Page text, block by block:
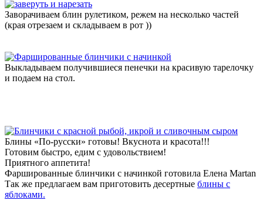
Заворачиваем блин рулетиком, режем на несколько частей
(края отрезаем и складываем в рот ))
Выкладываем получившиеся пенечки на красивую тарелочку
и подаем на стол.
Блины «По-русски» готовы! Вкуснота и красота!!!
Готовим быстро, едим с удовольствием!
Приятного аппетита!
Фаршированные блинчики с начинкой готовила Елена Martan
Так же предлагаем вам приготовить десертные блины с
яблоками.